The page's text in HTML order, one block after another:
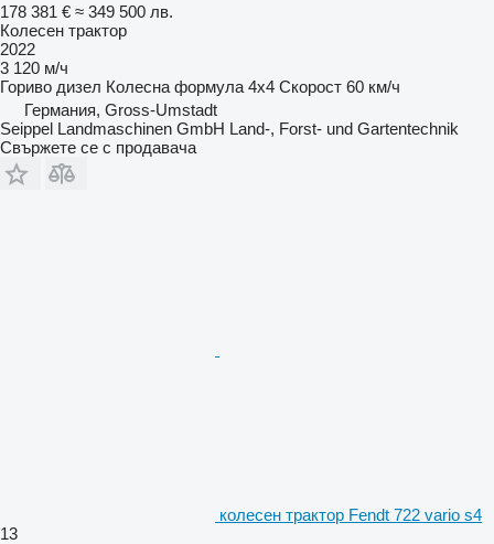
178 381 € ≈ 349 500 лв.
Колесен трактор
2022
3 120 м/ч
Гориво дизел Колесна формула 4x4 Скорост 60 км/ч
Германия, Gross-Umstadt
Seippel Landmaschinen GmbH Land-, Forst- und Gartentechnik
Свържете се с продавача
колесен трактор Fendt 722 vario s4
13